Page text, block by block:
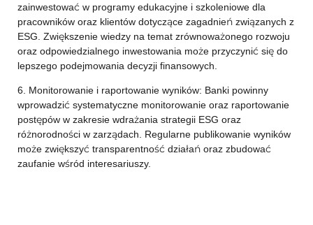
zainwestować w programy edukacyjne i szkoleniowe dla
pracowników oraz klientów dotyczące zagadnień związanych z
ESG. Zwiększenie wiedzy na temat zrównoważonego rozwoju
oraz odpowiedzialnego inwestowania może przyczynić się do
lepszego podejmowania decyzji finansowych.
6. Monitorowanie i raportowanie wyników: Banki powinny
wprowadzić systematyczne monitorowanie oraz raportowanie
postępów w zakresie wdrażania strategii ESG oraz
różnorodności w zarządach. Regularne publikowanie wyników
może zwiększyć transparentność działań oraz zbudować
zaufanie wśród interesariuszy.